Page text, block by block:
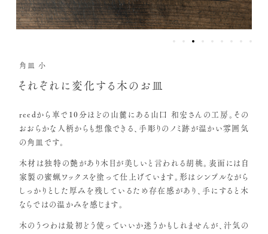
角皿 小
それぞれに変化する木のお皿
reedから車で10分ほどの山麓にある山口 和宏さんの工房。その
おおらかな人柄からも想像できる、手彫りのノミ跡が温かい雰囲気
の角皿です。
木材は独特の艶があり木目が美しいと言われる胡桃。表面には自
家製の蜜蝋ワックスを塗って仕上げています。形はシンプルながら
しっかりとした厚みを残しているため存在感があり、手にすると木
ならではの温かみを感じます。
木のうつわは最初どう使っていいか迷うかもしれませんが、汁気の